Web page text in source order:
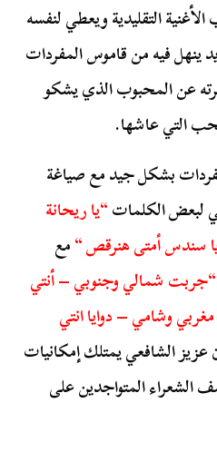
التقليدية ويعطي لنفسه
فيه من قاموس المفردات
عن المحبوب الذي يشكو
التي عاشها.
بشكل جيد مع صياغة
لبعض الكلمات“يا ريحانة
سندس أمتى هنرقص “مع
“جربت شمالي وجنوبي – أنتي
وشامي – دوايا انتي
عزيز الشافعي يمتلك إمكانيات
الشعراء المتواجدين على